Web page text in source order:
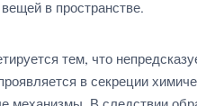
в пространстве.
тем, что
в секреции